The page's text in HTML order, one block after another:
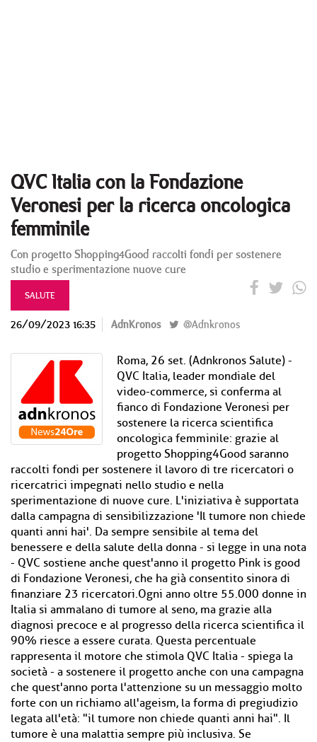
QVC Italia con la Fondazione
Veronesi per la ricerca oncologica
femminile
Con progetto Shopping4Good raccolti fondi per sostenere
studio e sperimentazione nuove cure
SALUTE
26/09/2023 16:35 AdnKronos @Adnkronos
Roma, 26 set. (Adnkronos Salute) -
QVC Italia, leader mondiale del
video-commerce, si conferma al
fianco di Fondazione Veronesi per
sostenere la ricerca scientifica
oncologica femminile: grazie al
progetto Shopping4Good saranno
raccolti fondi per sostenere il lavoro di tre ricercatori o
ricercatrici impegnati nello studio e nella
sperimentazione di nuove cure. L'iniziativa è supportata
dalla campagna di sensibilizzazione 'Il tumore non chiede
quanti anni hai'. Da sempre sensibile al tema del
benessere e della salute della donna - si legge in una nota
- QVC sostiene anche quest'anno il progetto Pink is good
di Fondazione Veronesi, che ha già consentito sinora di
finanziare 23 ricercatori.Ogni anno oltre 55.000 donne in
Italia si ammalano di tumore al seno, ma grazie alla
diagnosi precoce e al progresso della ricerca scientifica il
90% riesce a essere curata. Questa percentuale
rappresenta il motore che stimola QVC Italia - spiega la
società - a sostenere il progetto anche con una campagna
che quest'anno porta l'attenzione su un messaggio molto
forte con un richiamo all'ageism, la forma di pregiudizio
legata all'età: "il tumore non chiede quanti anni hai". Il
tumore è una malattia sempre più inclusiva. Se